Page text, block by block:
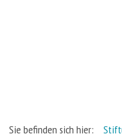
Sie befinden sich hier: